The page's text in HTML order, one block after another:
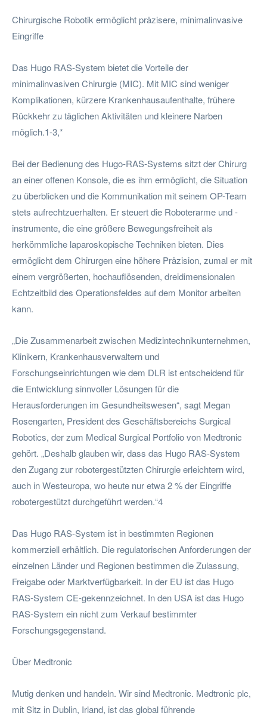
Chirurgische Robotik ermöglicht präzisere, minimalinvasive
Eingriffe
Das Hugo RAS-System bietet die Vorteile der
minimalinvasiven Chirurgie (MIC). Mit MIC sind weniger
Komplikationen, kürzere Krankenhausaufenthalte, frühere
Rückkehr zu täglichen Aktivitäten und kleinere Narben
möglich.1-3,*
Bei der Bedienung des Hugo-RAS-Systems sitzt der Chirurg
an einer offenen Konsole, die es ihm ermöglicht, die Situation
zu überblicken und die Kommunikation mit seinem OP-Team
stets aufrechtzuerhalten. Er steuert die Roboterarme und -
instrumente, die eine größere Bewegungsfreiheit als
herkömmliche laparoskopische Techniken bieten. Dies
ermöglicht dem Chirurgen eine höhere Präzision, zumal er mit
einem vergrößerten, hochauflösenden, dreidimensionalen
Echtzeitbild des Operationsfeldes auf dem Monitor arbeiten
kann.
„Die Zusammenarbeit zwischen Medizintechnikunternehmen,
Klinikern, Krankenhausverwaltern und
Forschungseinrichtungen wie dem DLR ist entscheidend für
die Entwicklung sinnvoller Lösungen für die
Herausforderungen im Gesundheitswesen“, sagt Megan
Rosengarten, President des Geschäftsbereichs Surgical
Robotics, der zum Medical Surgical Portfolio von Medtronic
gehört. „Deshalb glauben wir, dass das Hugo RAS-System
den Zugang zur robotergestützten Chirurgie erleichtern wird,
auch in Westeuropa, wo heute nur etwa 2 % der Eingriffe
robotergestützt durchgeführt werden.“4
Das Hugo RAS-System ist in bestimmten Regionen
kommerziell erhältlich. Die regulatorischen Anforderungen der
einzelnen Länder und Regionen bestimmen die Zulassung,
Freigabe oder Marktverfügbarkeit. In der EU ist das Hugo
RAS-System CE-gekennzeichnet. In den USA ist das Hugo
RAS-System ein nicht zum Verkauf bestimmter
Forschungsgegenstand.
Über Medtronic
Mutig denken und handeln. Wir sind Medtronic. Medtronic plc,
mit Sitz in Dublin, Irland, ist das global führende